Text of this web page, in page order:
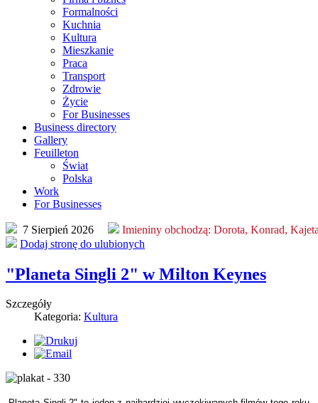
Formalności
Kuchnia
Kultura
Mieszkanie
Praca
Transport
Zdrowie
Życie
For Businesses
Business directory
Gallery
Feuilleton
Świat
Polska
Work
For Businesses
7 Sierpień 2026 Imieniny obchodzą: Dorota, Konrad,
Dodaj stronę do ulubionych
"Planeta Singli 2" w Milton Keynes
Szczegóły
Kategoria: Kultura